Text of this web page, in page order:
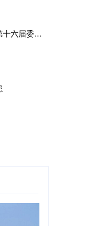
中国共产党磴口县第十七次代表大会关于中共磴口县第十六届委员会工作报告的决议（2026年7月30日中国共产党磴口县第十七次代表大会通过）